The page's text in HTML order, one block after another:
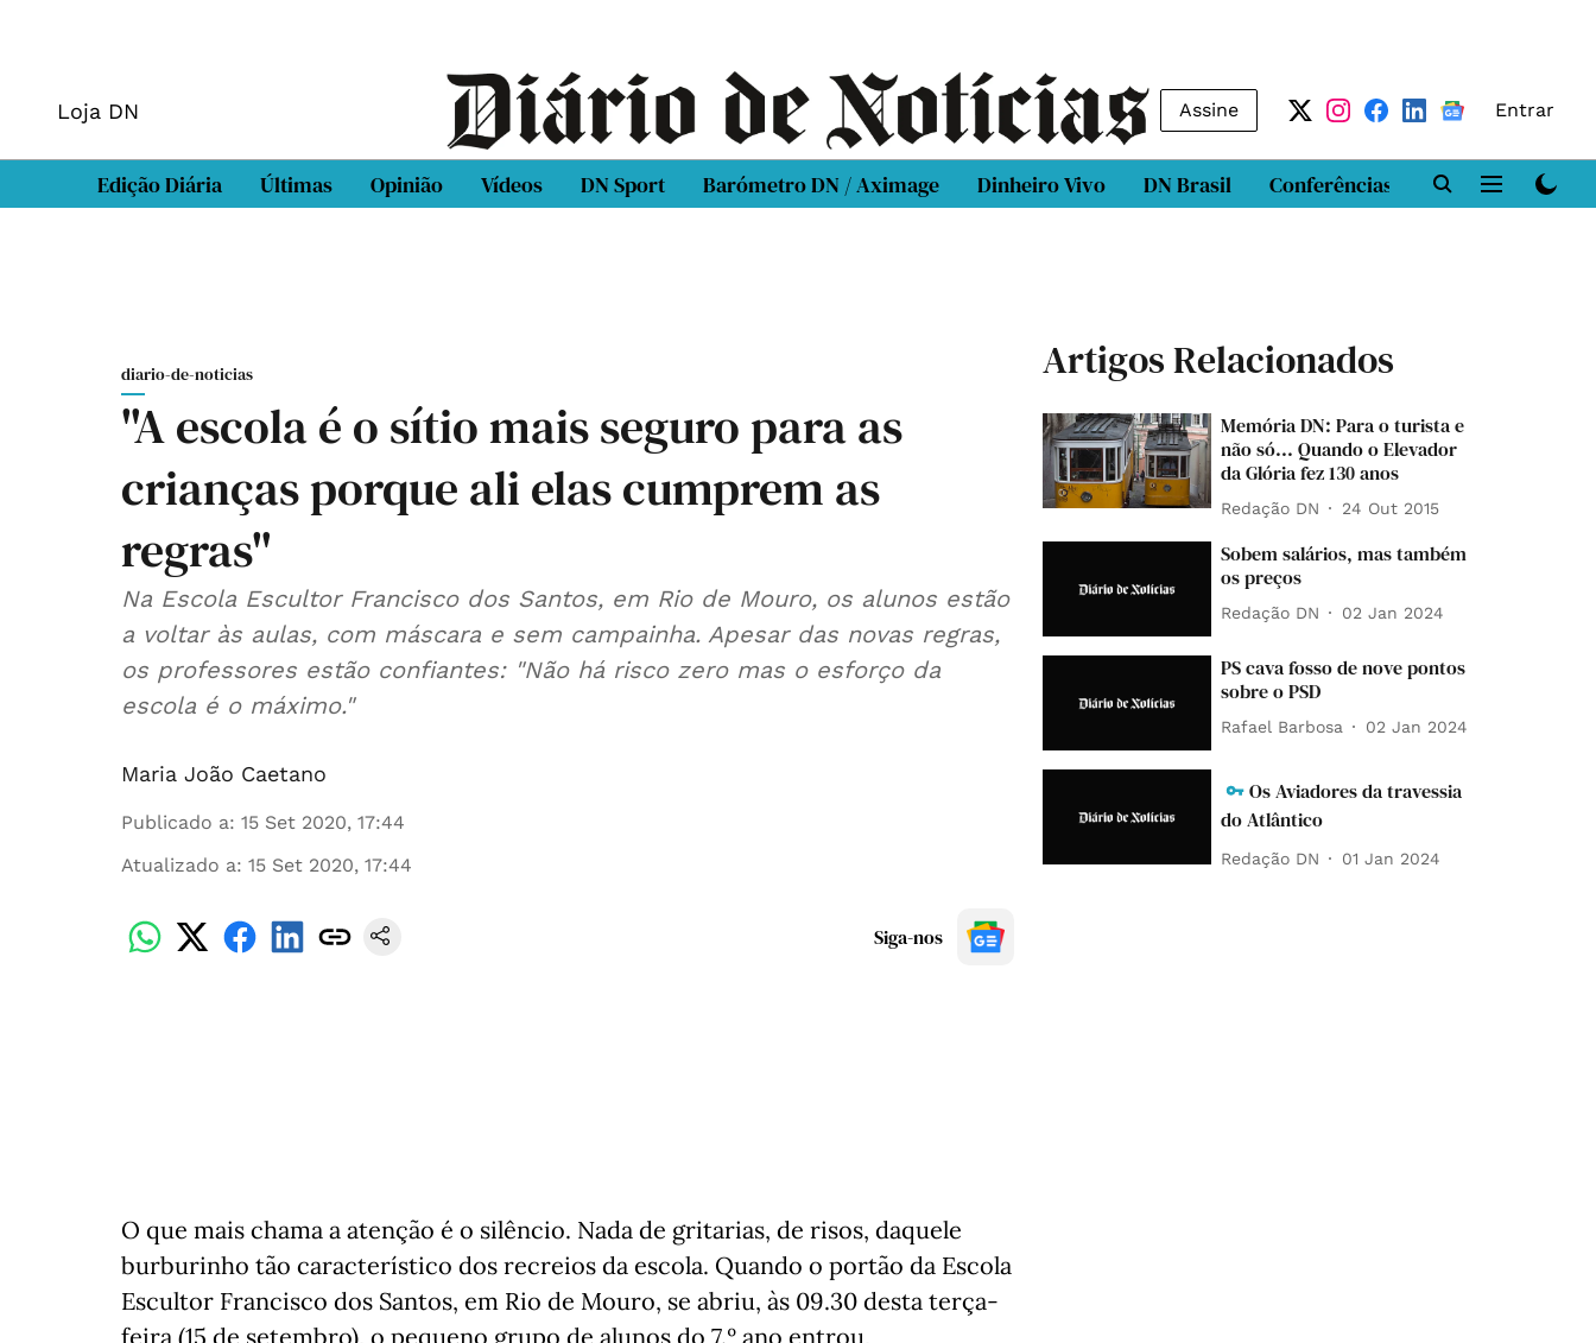
Loja DN Assine Entrar
Edição Diária Últimas Opinião Vídeos DN Sport Barómetro DN / Aximage Dinheiro Vivo DN Brasil Conferências DN LAB
diario-de-noticias
"A escola é o sítio mais seguro para as
crianças porque ali elas cumprem as
regras"
Na Escola Escultor Francisco dos Santos, em Rio de Mouro, os alunos estão
a voltar às aulas, com máscara e sem campainha. Apesar das novas regras,
os professores estão confiantes: "Não há risco zero mas o esforço da
escola é o máximo."
Maria João Caetano
Publicado a: 15 Set 2020, 17:44
Atualizado a: 15 Set 2020, 17:44
Siga-nos
O que mais chama a atenção é o silêncio. Nada de gritarias, de risos, daquele
burburinho tão característico dos recreios da escola. Quando o portão da Escola
Escultor Francisco dos Santos, em Rio de Mouro, se abriu, às 09.30 desta terça-
feira (15 de setembro), o pequeno grupo de alunos do 7.º ano entrou,
Artigos Relacionados
Memória DN: Para o turista e
não só... Quando o Elevador
da Glória fez 130 anos
Redação DN 24 Out 2015
Sobem salários, mas também
os preços
Redação DN 02 Jan 2024
PS cava fosso de nove pontos
sobre o PSD
Rafael Barbosa 02 Jan 2024
Os Aviadores da travessia
do Atlântico
Redação DN 01 Jan 2024